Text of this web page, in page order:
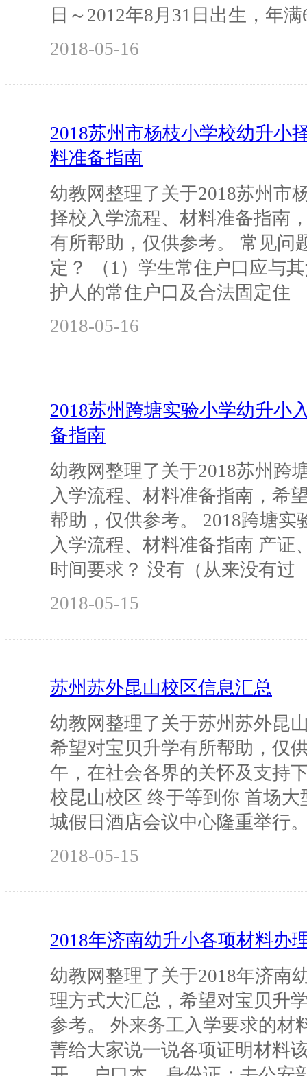
日～2012年8月31日出生，年满
2018-05-16
2018苏州市杨枝小学校幼升小
料准备指南
幼教网整理了关于2018苏州市
择校入学流程、材料准备指南
有所帮助，仅供参考。 常见问
定？ （1）学生常住户口应与
护人的常住户口及合法固定住
2018-05-16
2018苏州跨塘实验小学幼升小
备指南
幼教网整理了关于2018苏州跨
入学流程、材料准备指南，希
帮助，仅供参考。 2018跨塘实
入学流程、材料准备指南 产证
时间要求？ 没有（从来没有过
2018-05-15
苏州苏外昆山校区信息汇总
幼教网整理了关于苏州苏外昆
希望对宝贝升学有所帮助，仅
午，在社会各界的关怀及支持
校昆山校区 终于等到你 首场
城假日酒店会议中心隆重举行
2018-05-15
2018年济南幼升小各项材料办
幼教网整理了关于2018年济南
理方式大汇总，希望对宝贝升
参考。 外来务工入学要求的材
菁给大家说一说各项证明材料